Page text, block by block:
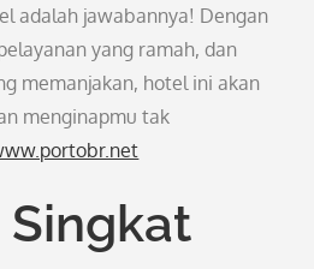
adalah jawabannya! Dengan
yang ramah, dan
memanjakan, hotel ini akan
menginapmu tak
Singkat